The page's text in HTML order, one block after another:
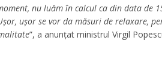
nu luăm în calcul ca din data de
ușor se vor da măsuri de relaxare,
”, a anunțat ministrul Virgil